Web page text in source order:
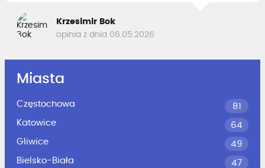
Krzesimir Bok
opinia z dnia 06.05.2026
Miasta
Częstochowa
81
Katowice
64
Gliwice
49
Bielsko-Biała
47